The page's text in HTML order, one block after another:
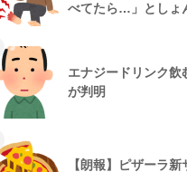
べてたら…」としょ
エナジードリンク飲
が判明
【朗報】ピザーラ